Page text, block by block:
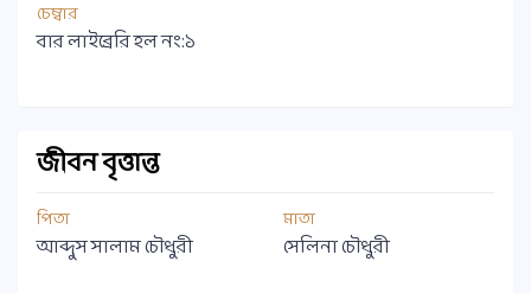
চেম্বার
বার লাইব্রেরি হল নং:১
জীবন বৃত্তান্ত
পিতা
আব্দুস সালাম চৌধুরী
মাতা
সেলিনা চৌধুরী